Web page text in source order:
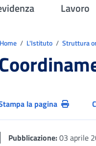
Lavoro
Home L'Istituto Struttura
la pagina
Pubblicazione:03 aprile